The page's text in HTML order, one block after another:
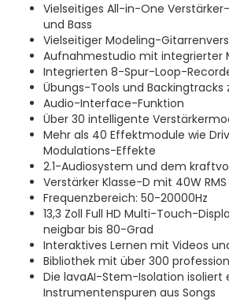
Vielseitiges All-in-One
und Bass
Vielseitiger Modeling-
Aufnahmestudio mit integrierter
Integrierten 8-Spur-Loop-
Übungs-Tools und
Audio-Interface-Funktion
Über 30 intelligente
Mehr als 40 Effektmodule wie
Modulations-Effekte
2.1-Audiosystem und dem
Verstärker Klasse-D mit 40W
Frequenzbereich: 50-20000Hz
13,3 Zoll Full HD Multi-Touch-
neigbar bis 80-Grad
Interaktives Lernen mit Videos
Bibliothek mit über 300
Die lavaAI-Stem-Isolation isoliert
Instrumentenspuren aus Songs